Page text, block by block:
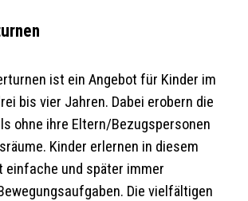
ist ein Angebot für Kinder im
bis vier Jahren. Dabei erobern die
ohne ihre Eltern/Bezugspersonen
Kinder erlernen in diesem
einfache und später immer
Die vielfältigen